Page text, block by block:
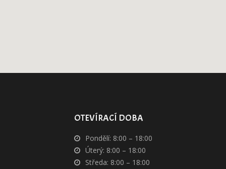
OTEVÍRACÍ DOBA
Pondělí: 8:00 – 18:00
Úterý: 8:00 – 18:00
Středa: 8:00 – 18:00